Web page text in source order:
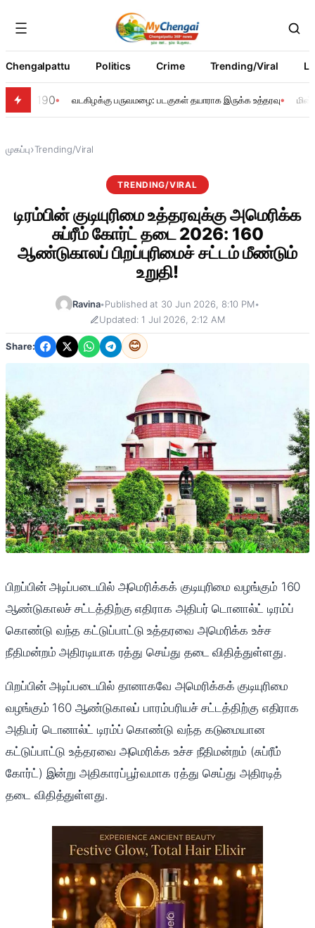
Chengalpattu Politics Crime Trending/Viral
190 வடகிழக்கு பருவமழை: படகுகள் தயாராக இருக்க உத்தரவு
முகப்பு›Trending/Viral
TRENDING/VIRAL
டிரம்பின் குடியுரிமை உத்தரவுக்கு அமெரிக்க
சுப்ரீம் கோர்ட் தடை 2026: 160
ஆண்டுகாலப் பிறப்புரிமைச் சட்டம் மீண்டும்
உறுதி!
Ravina•Published at 30 Jun 2026, 8:10 PM•
Updated: 1 Jul 2026, 2:12 AM
Share: 😊
பிறப்பின் அடிப்படையில் அமெரிக்கக் குடியுரிமை வழங்கும் 160
ஆண்டுகாலச் சட்டத்திற்கு எதிராக அதிபர் டொனால்ட் டிரம்ப்
கொண்டு வந்த கட்டுப்பாட்டு உத்தரவை அமெரிக்க உச்ச
நீதிமன்றம் அதிரடியாக ரத்து செய்து தடை விதித்துள்ளது.
பிறப்பின் அடிப்படையில் தானாகவே அமெரிக்கக் குடியுரிமை
வழங்கும் 160 ஆண்டுகாலப் பாரம்பரியச் சட்டத்திற்கு எதிராக
அதிபர் டொனால்ட் டிரம்ப் கொண்டு வந்த கடுமையான
கட்டுப்பாட்டு உத்தரவை அமெரிக்க உச்ச நீதிமன்றம் (சுப்ரீம்
கோர்ட்) இன்று அதிகாரப்பூர்வமாக ரத்து செய்து அதிரடித்
தடை விதித்துள்ளது.